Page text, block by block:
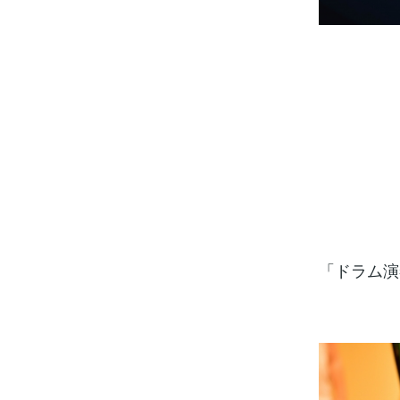
「ドラム